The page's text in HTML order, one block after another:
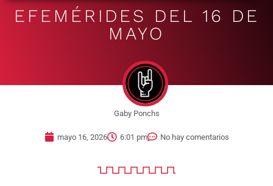
EFEMÉRIDES DEL 16 DE
MAYO
Gaby Ponchs
mayo 16, 2026 6:01 pm No hay comentarios